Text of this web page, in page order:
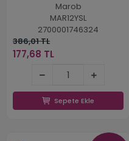
Marob
MAR12YSL
2700001746324
386,01 TL
177,68 TL
Sepete Ekle